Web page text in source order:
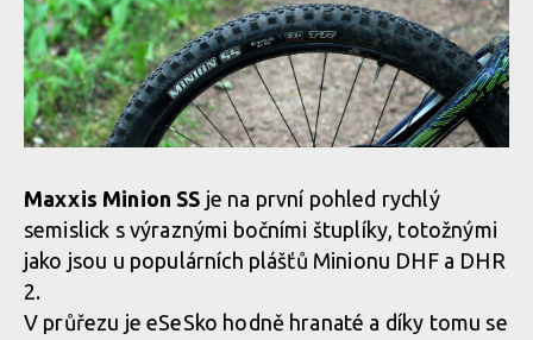
Maxxis Minion SS je na první pohled rychlý
semislick s výraznými bočními štuplíky, totožnými
jako jsou u populárních plášťů Minionu DHF a DHR
2.
V průřezu je eSeSko hodně hranaté a díky tomu se